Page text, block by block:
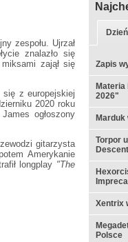
zespołu. Ujrzał
znalazło się
zajął się
się z europejskiej
2020 roku
ogłoszony
gitarzysta
Amerykanie
longplay "The
Dzień
Zapis
Materia
2026"
Marduk
Torpor
Xentrix
Polsce